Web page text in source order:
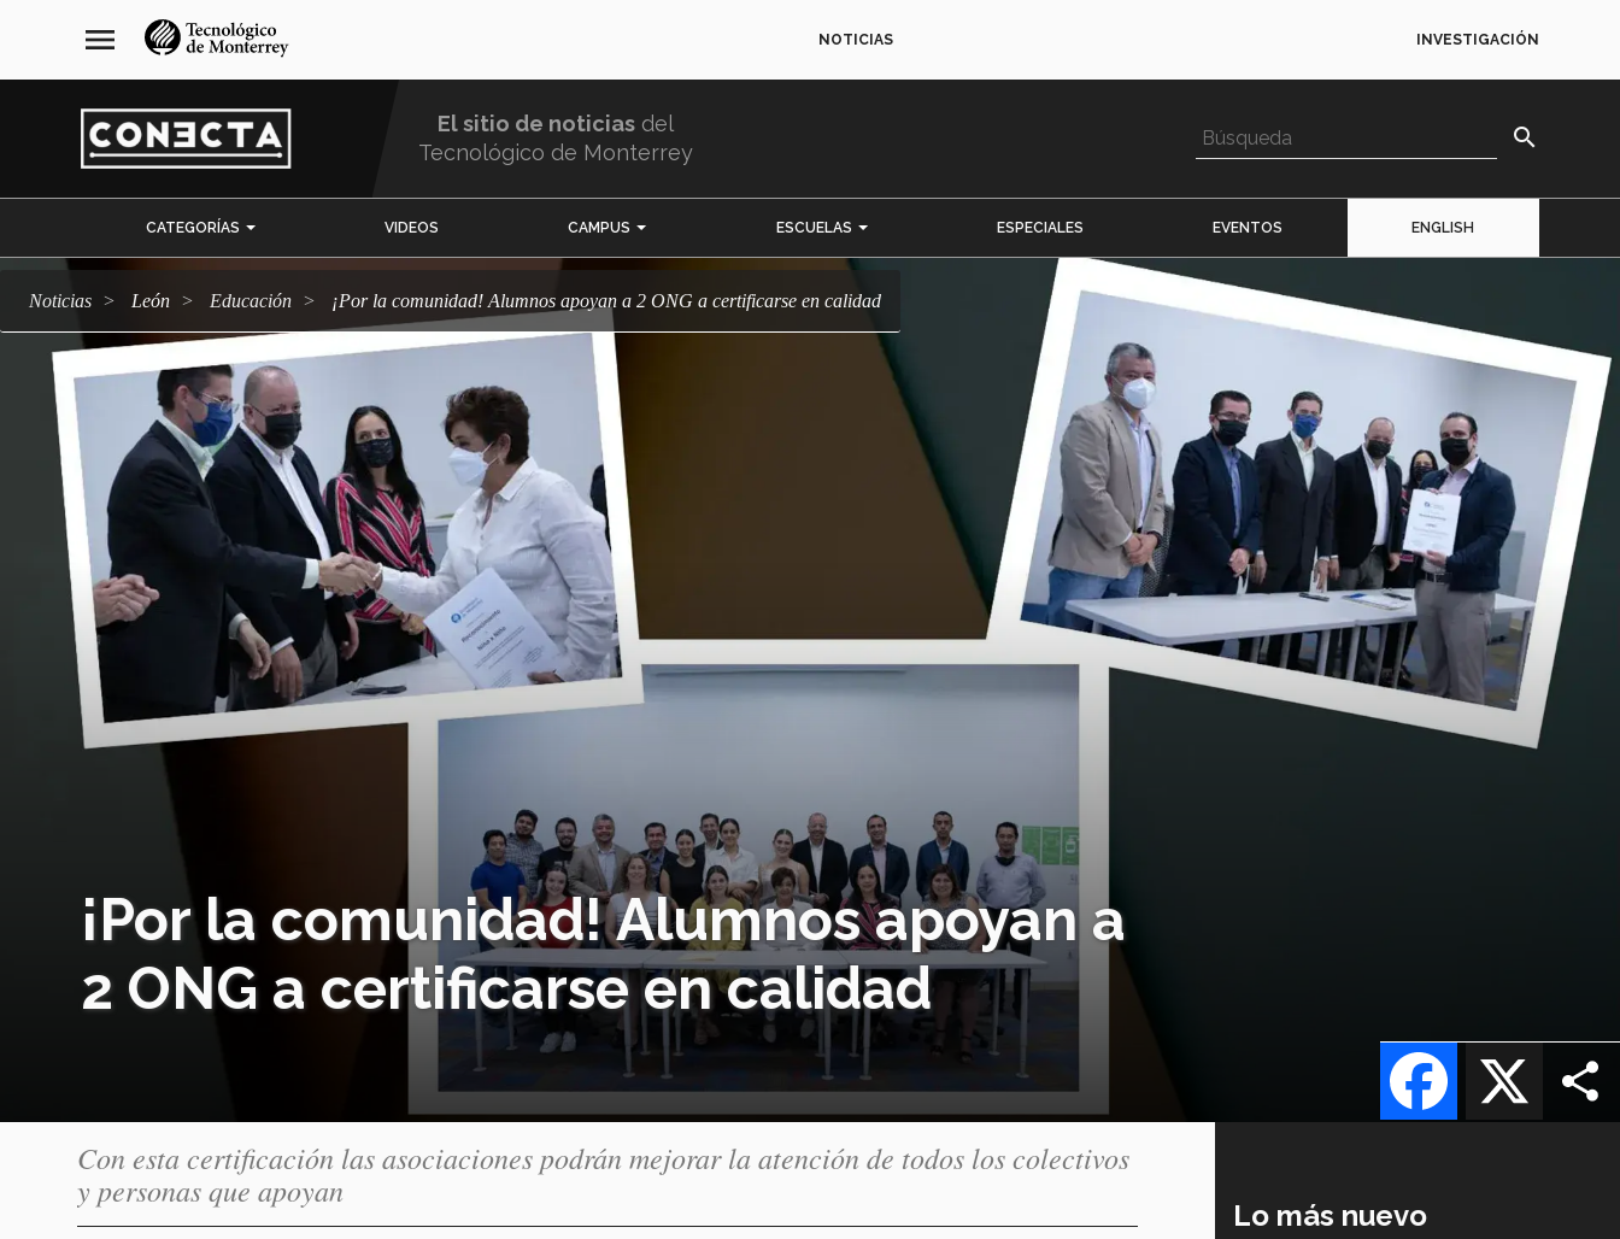
navegación
principal
menu NOTICIAS INVESTIGACIÓN
El sitio de noticias del
Tecnológico de Monterrey
search
CATEGORÍAS VIDEOS CAMPUS ESCUELAS ESPECIALES EVENTOS ENGLISH
Noticias León Educación ¡Por la comunidad! Alumnos apoyan a 2 ONG a certificarse en calidad
¡Por la comunidad! Alumnos apoyan a
2 ONG a certificarse en calidad
X
Facebook
Con esta certificación las asociaciones podrán mejorar la atención de todos los colectivos
y personas que apoyan
Lo más nuevo